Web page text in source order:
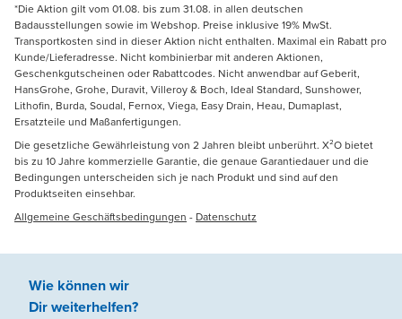
*Die Aktion gilt vom 01.08. bis zum 31.08. in allen deutschen
Badausstellungen sowie im Webshop. Preise inklusive 19% MwSt.
Transportkosten sind in dieser Aktion nicht enthalten. Maximal ein Rabatt pro
Kunde/Lieferadresse. Nicht kombinierbar mit anderen Aktionen,
Geschenkgutscheinen oder Rabattcodes. Nicht anwendbar auf Geberit,
HansGrohe, Grohe, Duravit, Villeroy & Boch, Ideal Standard, Sunshower,
Lithofin, Burda, Soudal, Fernox, Viega, Easy Drain, Heau, Dumaplast,
Ersatzteile und Maßanfertigungen.
Die gesetzliche Gewährleistung von 2 Jahren bleibt unberührt. X²O bietet
bis zu 10 Jahre kommerzielle Garantie, die genaue Garantiedauer und die
Bedingungen unterscheiden sich je nach Produkt und sind auf den
Produktseiten einsehbar.
Allgemeine Geschäftsbedingungen - Datenschutz
Wie können wir
Dir weiterhelfen?